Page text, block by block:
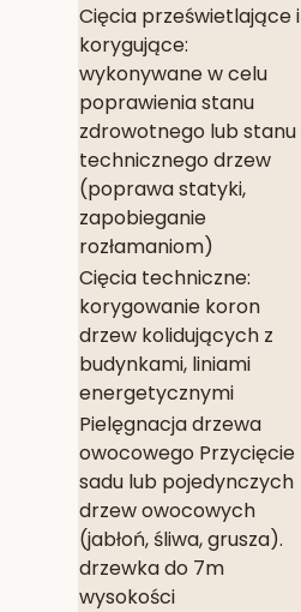
Cięcia prześwietlające i
korygujące:
wykonywane w celu
poprawienia stanu
zdrowotnego lub stanu
technicznego drzew
(poprawa statyki,
zapobieganie
rozłamaniom)
Cięcia techniczne:
korygowanie koron
drzew kolidujących z
budynkami, liniami
energetycznymi
Pielęgnacja drzewa
owocowego Przycięcie
sadu lub pojedynczych
drzew owocowych
(jabłoń, śliwa, grusza).
drzewka do 7m
wysokości